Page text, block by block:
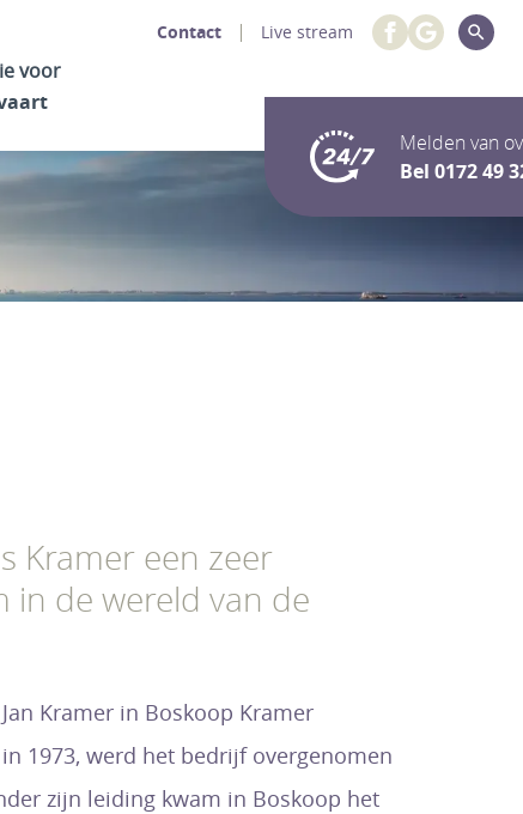
Contact Live stream
Melden van
Bel 0172 49
voor
Kramer een zeer
in de wereld van de
Kramer in Boskoop Kramer
1973, werd het bedrijf overgenomen
zijn leiding kwam in Boskoop het